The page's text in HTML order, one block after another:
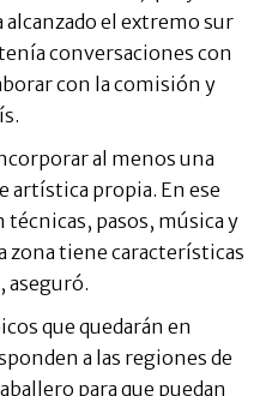
el extremo sur
conversaciones con
con la comisión y
al menos una
artística propia. En ese
pasos, música y
zona tiene características
aseguró.
que quedarán en
a las regiones de
para que puedan